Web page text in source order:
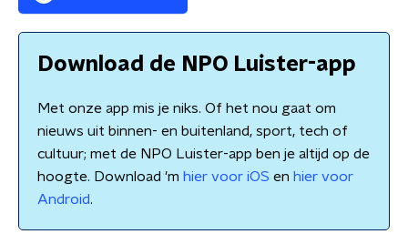
Download de NPO Luister-app
Met onze app mis je niks. Of het nou gaat om
nieuws uit binnen- en buitenland, sport, tech of
cultuur; met de NPO Luister-app ben je altijd op de
hoogte. Download 'm hier voor iOS en hier voor
Android.